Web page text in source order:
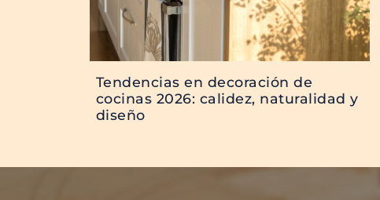
Tendencias en decoración de
cocinas 2026: calidez, naturalidad y
diseño